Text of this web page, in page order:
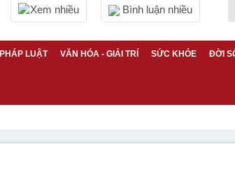
Xem nhiều Bình luận nhiều
PHÁP LUẬT VĂN HÓA - GIẢI TRÍ SỨC KHỎE ĐỜI